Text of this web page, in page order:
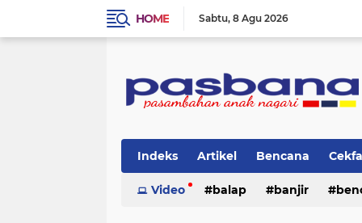
HOME Sabtu 8 Agu 2026
Indeks Artikel Bencana
Musik Olahraga Pariwisata
Video balap banjir